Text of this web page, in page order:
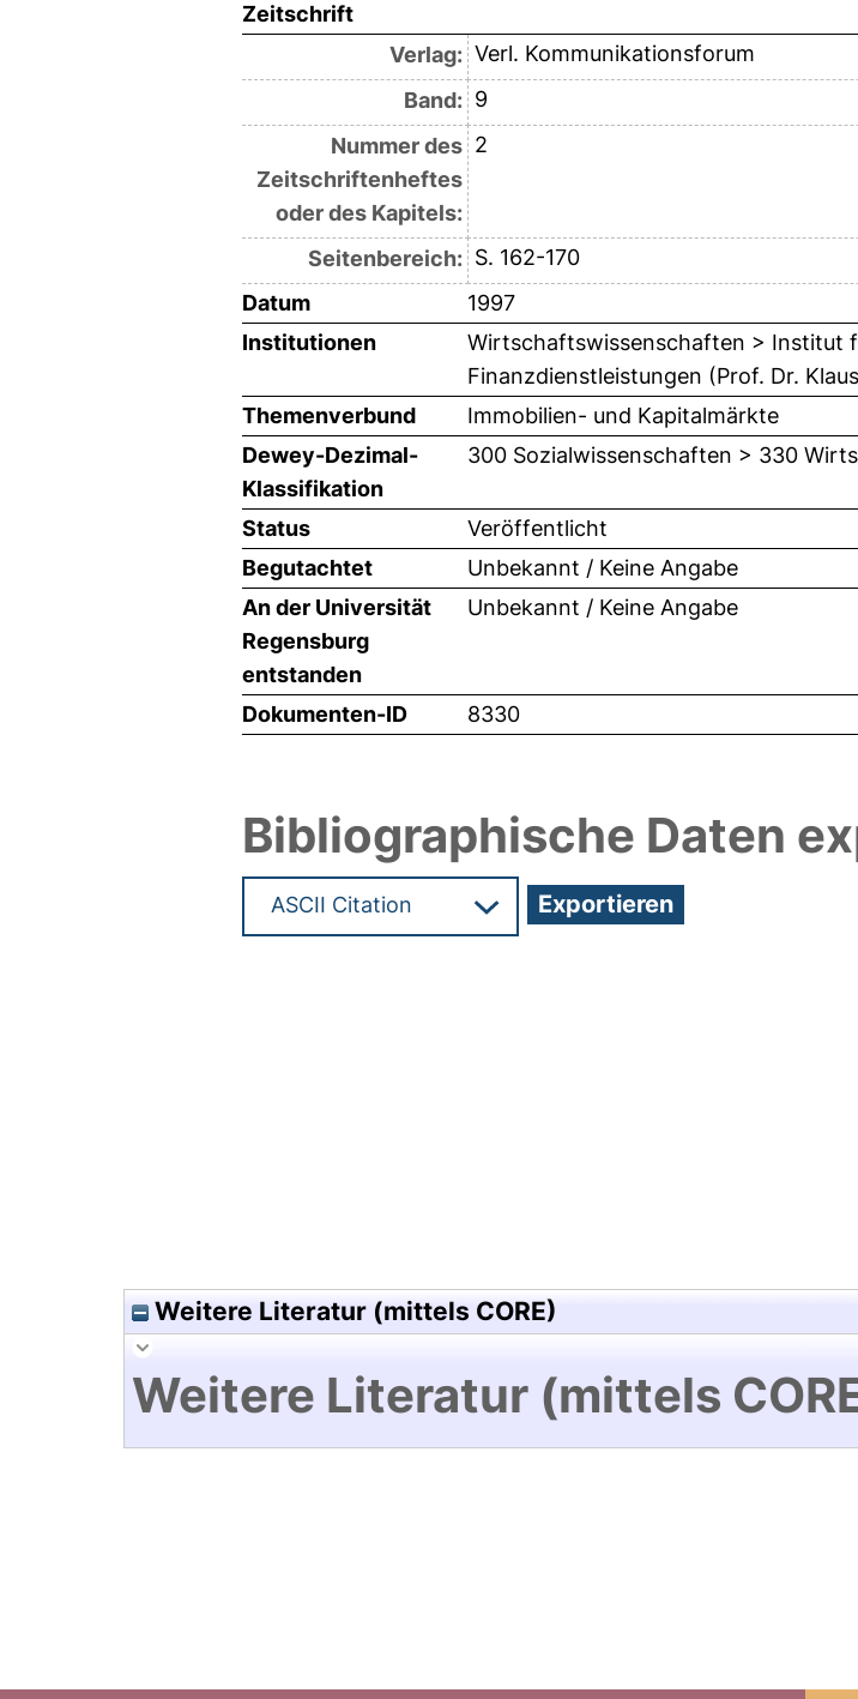
Zeitschrift
Verlag: Verl. Kommunikationsforum
Band: 9
Nummer des
Zeitschriftenheftes
oder des Kapitels:
2
Seitenbereich: S. 162-170
Datum
1997
Institutionen
Wirtschaftswissenschaften > Institut
Finanzdienstleistungen (Prof. Dr.
Themenverbund
Immobilien- und Kapitalmärkte
Dewey-Dezimal-
Klassifikation
300 Sozialwissenschaften > 330
Status
Veröffentlicht
Begutachtet
Unbekannt / Keine Angabe
An der Universität
Regensburg
entstanden
Unbekannt / Keine Angabe
Dokumenten-ID 8330
Bibliographische Daten
Weitere Literatur (mittels CORE)
Weitere Literatur (mittels